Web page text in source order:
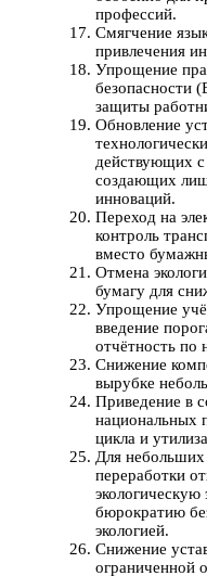
профессий.
Смягчение
привлечения
Упрощение
безопасности
защиты
Обновление
действующих
создающих
инноваций.
Переход на
контроль
вместо
Отмена
бумагу для
Упрощение
введение
отчётность по
Снижение
вырубке
Приведение в
национальных
цикла и
Для небольших
переработки
экологическую
бюрократию
экологией.
Снижение
ограниченной